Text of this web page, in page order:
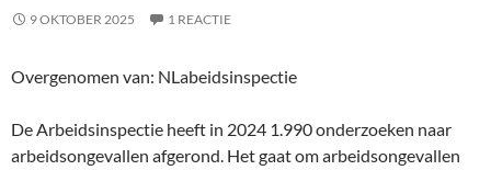
9 OKTOBER 2025 1 REACTIE
Overgenomen van: NLabeidsinspectie
De Arbeidsinspectie heeft in 2024 1.990 onderzoeken naar
arbeidsongevallen afgerond. Het gaat om arbeidsongevallen